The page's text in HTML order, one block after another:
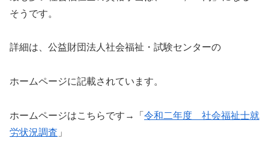
そうです。
詳細は、公益財団法人社会福祉・試験センターの
ホームページに記載されています。
ホームページはこちらです→「 令和二年度 社会福祉士就
労状況調査 」